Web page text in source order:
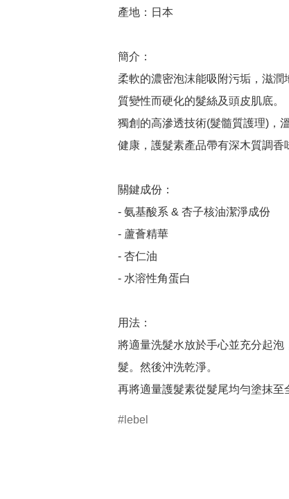
產地：日本
簡介：
柔軟的濃密泡沫能吸附污垢，滋潤
質變性而硬化的髮絲及頭皮肌底。
獨創的高滲透技術(髮髓質護理)，
健康，護髮素產品帶有深木質調香
關鍵成份：
- 氨基酸系 & 杏子核油潔淨成份
- 蘆薈精華
- 杏仁油
- 水溶性角蛋白
用法：
將適量洗髮水放於手心並充分起
髮。然後沖洗乾淨。
lebel